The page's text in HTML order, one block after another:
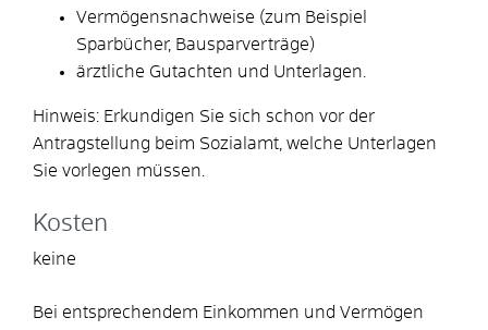
Vermögensnachweise (zum Beispiel
Sparbücher, Bausparverträge)
ärztliche Gutachten und Unterlagen.
Hinweis: Erkundigen Sie sich schon vor der
Antragstellung beim Sozialamt, welche Unterlagen
Sie vorlegen müssen.
Kosten
keine
Bei entsprechendem Einkommen und Vermögen